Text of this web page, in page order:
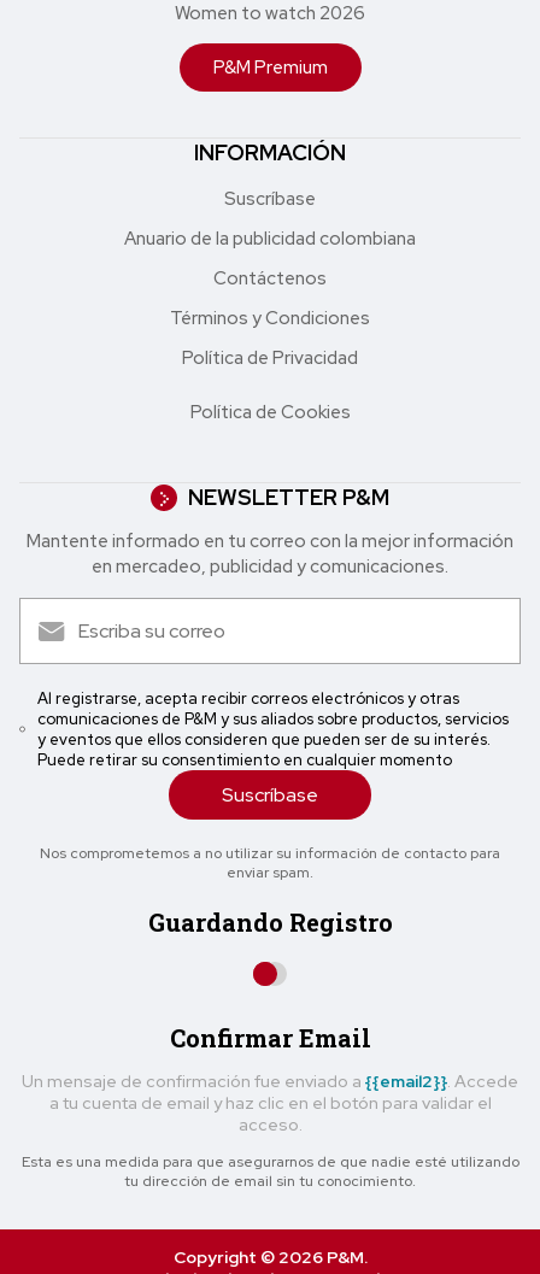
Women to watch 2026
P&M Premium
INFORMACIÓN
Suscríbase
Anuario de la publicidad colombiana
Contáctenos
Términos y Condiciones
Política de Privacidad
Política de Cookies
NEWSLETTER P&M
Mantente informado en tu correo con la mejor in formación
en mercadeo, publicidad y comunicaciones.
Al registrarse, acepta recibir correos electrónicos y otras
comunicaciones de P&M y sus aliados sobre productos, servicios
y eventos que ellos consideren que pueden ser de su interés.
Puede retirar su consentimiento en cualquier momento
Suscríbase
Nos comprometemos a no utilizar su información de contacto para
enviar spam.
Guardando Registro
Confirmar Email
Un mensaje de confirmación fue enviado a {{email2}}. Accede
a tu cuenta de email y haz clic en el botón para validar el
acceso.
Esta es una medida para que asegurarnos de que nadie esté utilizando
tu dirección de email sin tu conocimiento.
Copyright © 2026 P&M.